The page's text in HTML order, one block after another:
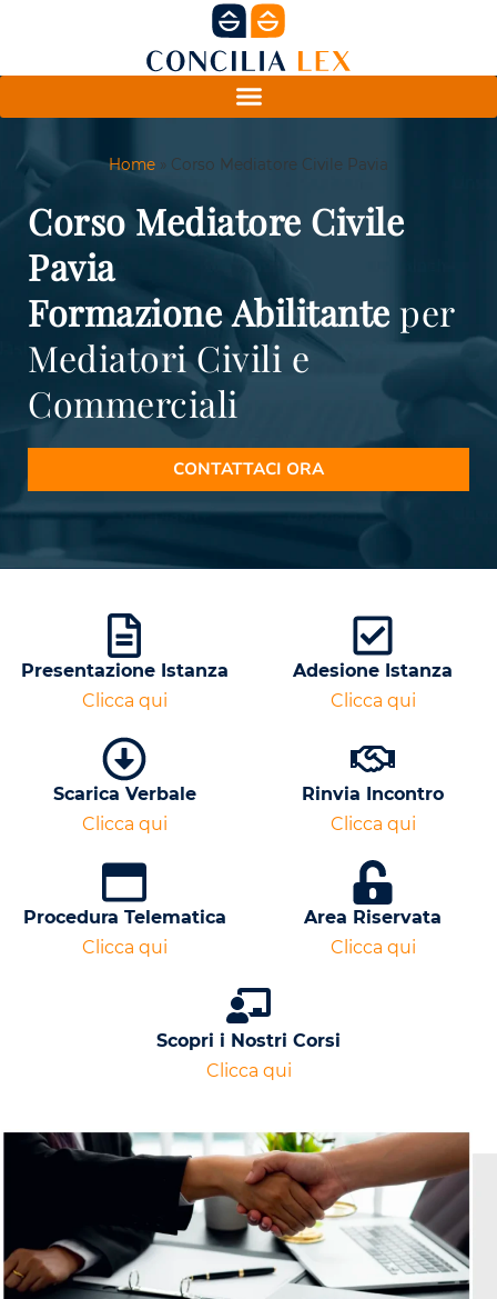
Home » Corso Mediatore Civile Pavia
Corso Mediatore Civile
Pavia
FormazioneAbilitanteper
Mediatori Civili e
Commerciali
CONTATTACI ORA
Presentazione Istanza
Clicca qui
Adesione Istanza
Clicca qui
Scarica Verbale
Clicca qui
Rinvia Incontro
Clicca qui
Procedura Telematica
Clicca qui
Area Riservata
Clicca qui
Scopri i Nostri Corsi
Clicca qui